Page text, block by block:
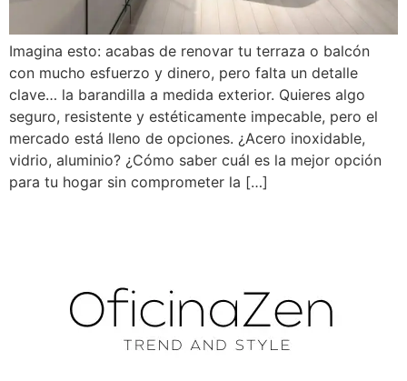
Imagina esto: acabas de renovar tu terraza o balcón
con mucho esfuerzo y dinero, pero falta un detalle
clave… la barandilla a medida exterior. Quieres algo
seguro, resistente y estéticamente impecable, pero el
mercado está lleno de opciones. ¿Acero inoxidable,
vidrio, aluminio? ¿Cómo saber cuál es la mejor opción
para tu hogar sin comprometer la […]